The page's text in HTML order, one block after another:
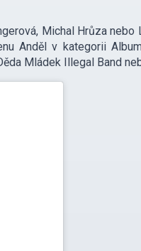
Michal Hrůza nebo
Anděl v kategorii
Mládek Illegal Band